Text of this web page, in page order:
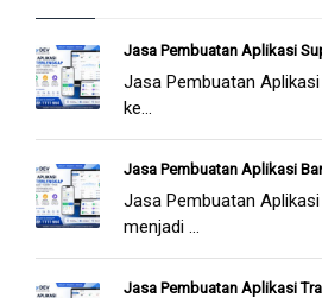
Jasa Pembuatan Aplikasi
Jasa Pembuatan
ke...
Jasa Pembuatan Aplikasi
Jasa Pembuatan
menjadi ...
Jasa Pembuatan Aplikasi